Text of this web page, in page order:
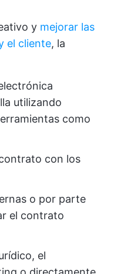
y mejorar las
el cliente, la
utilizando
como
con los
o por parte
el contrato
el